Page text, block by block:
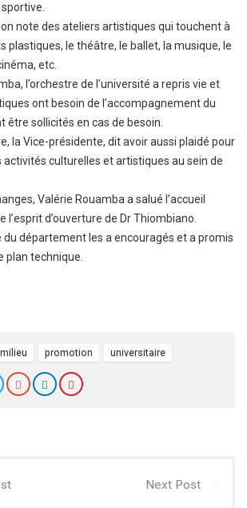
note des ateliers artistiques qui touchent à
plastiques, le théâtre, le ballet, la musique, le
etc.
l’orchestre de l’université a repris vie et
ont besoin de l’accompagnement du
être sollicités en cas de besoin.
la Vice-présidente, dit avoir aussi plaidé pour
activités culturelles et artistiques au sein de
Valérie Rouamba a salué l’accueil
l’esprit d’ouverture de Dr Thiombiano.
du département les a encouragés et a promis
plan technique.
milieu promotion universitaire
Next Post